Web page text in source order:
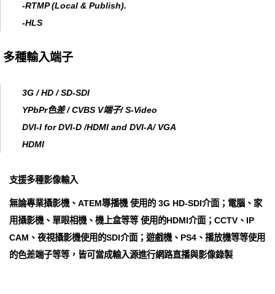
-RTMP (Local & Publish).
-HLS
多種輸入端子
3G / HD / SD-SDI
YPbPr色差 / CVBS V端子/ S-Video
DVI-I for DVI-D /HDMI and DVI-A/ VGA
HDMI
支援多種影像輸入
無論專業攝影機、ATEM導播機 使用的 3G HD-SDI介面；電腦、家
用攝影機、單眼相機、機上盒等等 使用的HDMI介面；CCTV、IP
CAM、夜視攝影機使用的SDI介面；遊戲機、PS4、播放機等等使用
的色差端子等等，皆可當成輸入源進行網路直播與影像錄製